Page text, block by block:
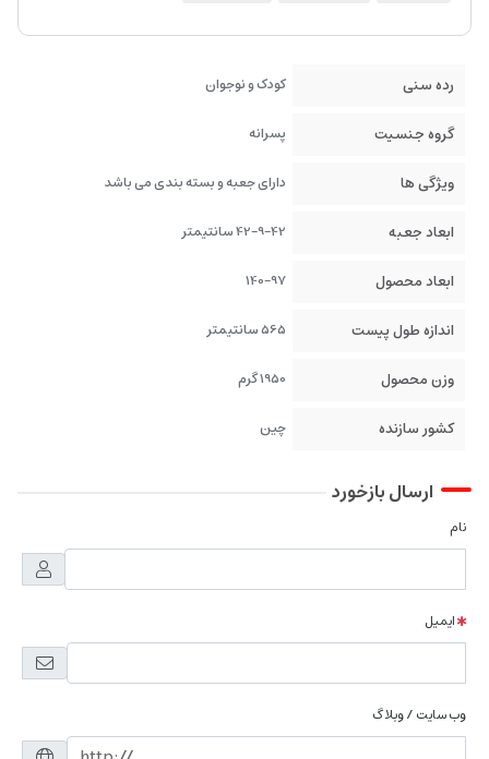
رده سنی کودک و نوجوان
گروه جنسیت پسرانه
ویژگی ها دارای جعبه و بسته بندی می باشد
ابعاد جعبه 42-9-42 سانتیمتر
ابعاد محصول 140-97
اندازه طول پیست 565 سانتیمتر
وزن محصول 1950 گرم
کشور سازنده چین
ارسال بازخورد
نام
ایمیل
وب سایت / وبلاگ